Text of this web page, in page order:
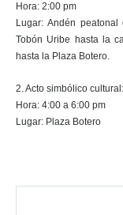
Hora: 2:00 pm
Lugar: Andén
Tobón Uribe hasta la
hasta la Plaza Botero.
2. Acto simbólico
Hora: 4:00 a 6:00 pm
Lugar: Plaza Botero